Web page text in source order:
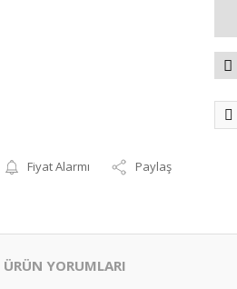
Fiyat Alarmı Paylaş
ÜRÜN YORUMLARI